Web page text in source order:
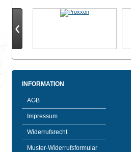
INFORMATION
AGB
Impressum
Widerrufsrecht
Muster-Widerrufsformular